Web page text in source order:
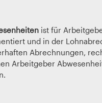
ist für
und in der
Abrechnungen,
Arbeitgeber